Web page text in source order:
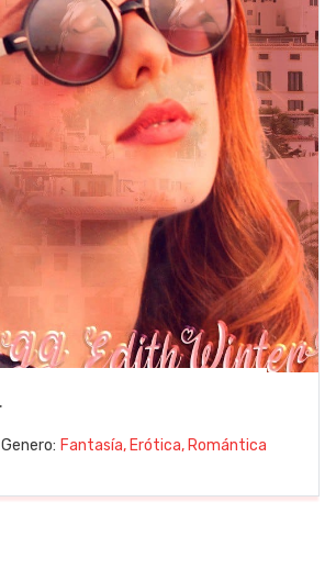
Genero: Fantasía, Erótica, Romántica